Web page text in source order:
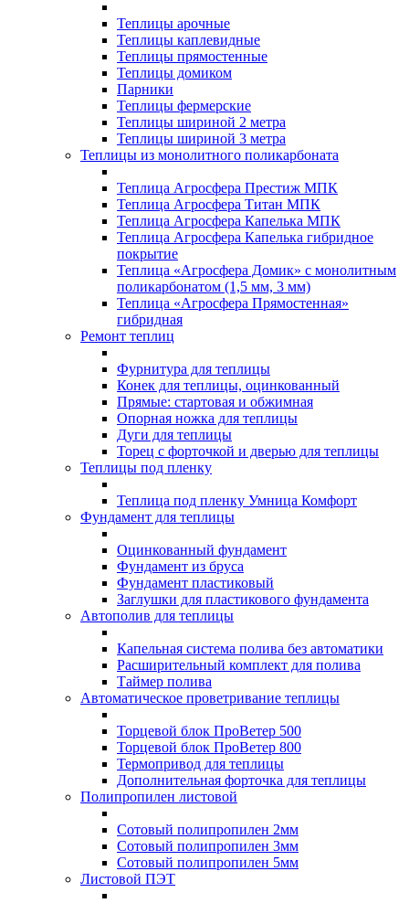
Теплицы арочные
Теплицы каплевидные
Теплицы прямостенные
Теплицы домиком
Парники
Теплицы фермерские
Теплицы шириной 2 метра
Теплицы шириной 3 метра
Теплицы из монолитного поликарбоната
Теплица Агросфера Престиж МПК
Теплица Агросфера Титан МПК
Теплица Агросфера Капелька МПК
Теплица Агросфера Капелька гибридное
покрытие
Теплица «Агросфера Домик» с монолитным
поликарбонатом (1,5 мм, 3 мм)
Теплица «Агросфера Прямостенная»
гибридная
Ремонт теплиц
Фурнитура для теплицы
Конек для теплицы, оцинкованный
Прямые: стартовая и обжимная
Опорная ножка для теплицы
Дуги для теплицы
Торец с форточкой и дверью для теплицы
Теплицы под пленку
Теплица под пленку Умница Комфорт
Фундамент для теплицы
Оцинкованный фундамент
Фундамент из бруса
Фундамент пластиковый
Заглушки для пластикового фундамента
Автополив для теплицы
Капельная система полива без автоматики
Расширительный комплект для полива
Таймер полива
Автоматическое проветривание теплицы
Торцевой блок ПроВетер 500
Торцевой блок ПроВетер 800
Термопривод для теплицы
Дополнительная форточка для теплицы
Полипропилен листовой
Сотовый полипропилен 2мм
Сотовый полипропилен 3мм
Сотовый полипропилен 5мм
Листовой ПЭТ